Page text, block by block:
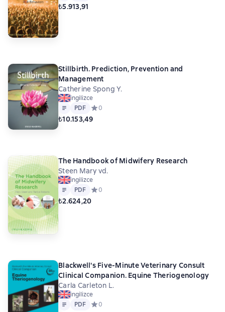
₺5.913,91
Stillbirth. Prediction, Prevention and
Management
Catherine Spong Y.
ingilizce
Metin
PDF
PDF Средний рейтинг 0 на основе 0 оценок
0
₺10.153,49
The Handbook of Midwifery Research
Steen Mary vd.
ingilizce
Metin
PDF
PDF Средний рейтинг 0 на основе 0 оценок
0
₺2.624,20
Blackwell's Five-Minute Veterinary Consult
Clinical Companion. Equine Theriogenology
Carla Carleton L.
ingilizce
Metin
PDF
PDF Средний рейтинг 0 на основе 0 оценок
0